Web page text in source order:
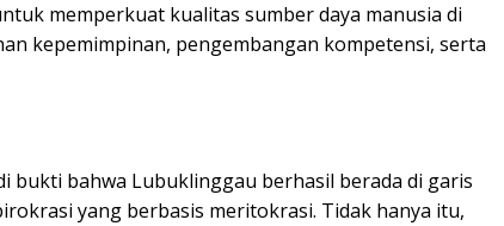
memperkuat kualitas sumber daya manusia di
kepemimpinan, pengembangan kompetensi, serta
bukti bahwa Lubuklinggau berhasil berada di garis
yang berbasis meritokrasi. Tidak hanya itu,